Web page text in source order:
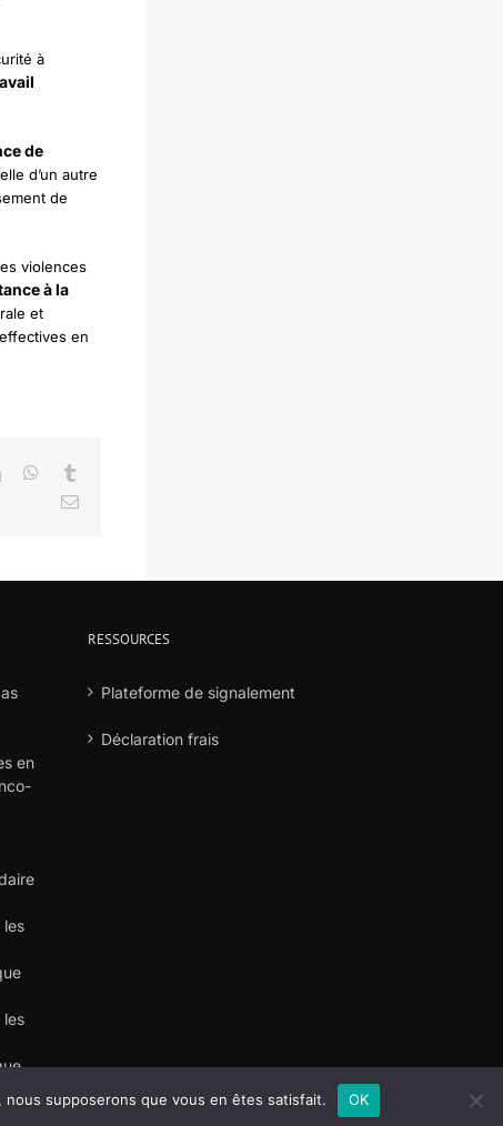
à
de
d’un autre
de
violences
à la
et
en
LinkedInWhatsApp
Email
en
les
les
RESSOURCES
Plateforme de signalement
Déclaration frais
supposerons que vous en êtes satisfait. OK